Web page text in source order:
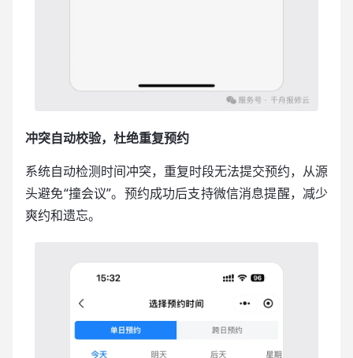
冲突自动校验，杜绝重复预约
系统自动检测时间冲突，重复时段无法提交预约，从源
头避免“撞会议”。预约成功后支持微信消息提醒，减少
爽约和遗忘。